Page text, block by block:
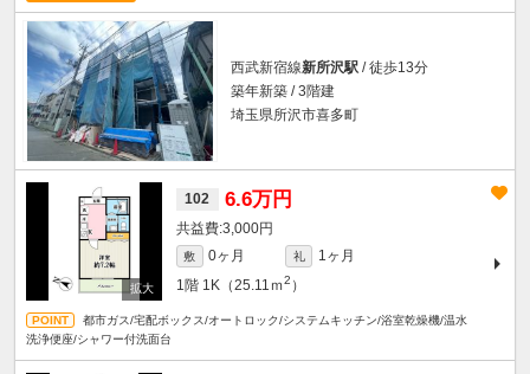
西武新宿線新所沢駅 / 徒歩13分
築年新築 / 3階建
埼玉県所沢市喜多町
102 6.6万円
3,000円
敷 0ヶ月 礼
1ヶ月
1階 1K（25.11ｍ2 ）
都市ガス/宅配ボックス/オートロック/システムキッチン/浴室乾燥機/温水
洗浄便座/シャワー付洗面台